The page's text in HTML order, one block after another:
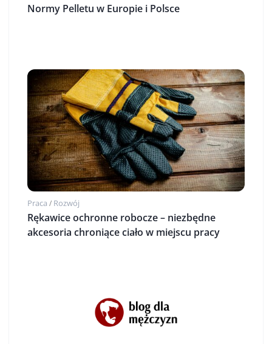
Normy Pelletu w Europie i Polsce
Praca / Rozwój
Rękawice ochronne robocze – niezbędne
akcesoria chroniące ciało w miejscu pracy